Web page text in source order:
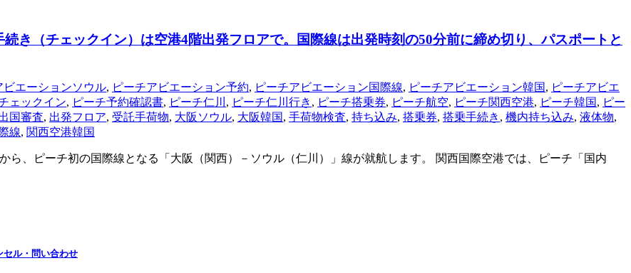
き（チェックイン）は空港4階出発フロアで。国際線は出発時刻の50分前に締め切り、パスポートと
ビエーションソウル, ピーチアビエーション予約, ピーチアビエーション国際線, ピーチアビエーション韓国, ピーチアビエ
ェックイン, ピーチ予約確認書, ピーチ仁川 , ピーチ仁川行き , ピーチ搭乗券, ピーチ航空, ピーチ関西空港, ピーチ韓国, ピー
国審査, 出発フロア, 受託手荷物, 大阪ソウル, 大阪韓国, 手荷物検査, 持ち込み, 搭乗券, 搭乗手続き , 機内持ち込み, 液体物,
線, 関西空港韓国
ら、ピーチ初の国際線となる「大阪（関西）－ソウル（仁川）」線が就航します。 関西国際空港では、ピーチ「国内
セル・問い合わせ